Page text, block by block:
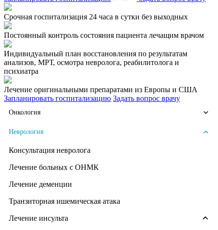
Срочная госпитализация 24 часа в сутки без выходных
Постоянный контроль состояния пациента лечащим врачом
Индивидуальный план восстановления по результатам
анализов, МРТ, осмотра невролога, реабилитолога и
психиатра
Лечение оригинальными препаратами из Европы и США
Запланировать госпитализацию Задать вопрос врачу
Онкология
Неврология
Консультация невролога
Лечение больных с ОНМК
Лечение деменции
Транзиторная ишемическая атака
Лечение инсульта